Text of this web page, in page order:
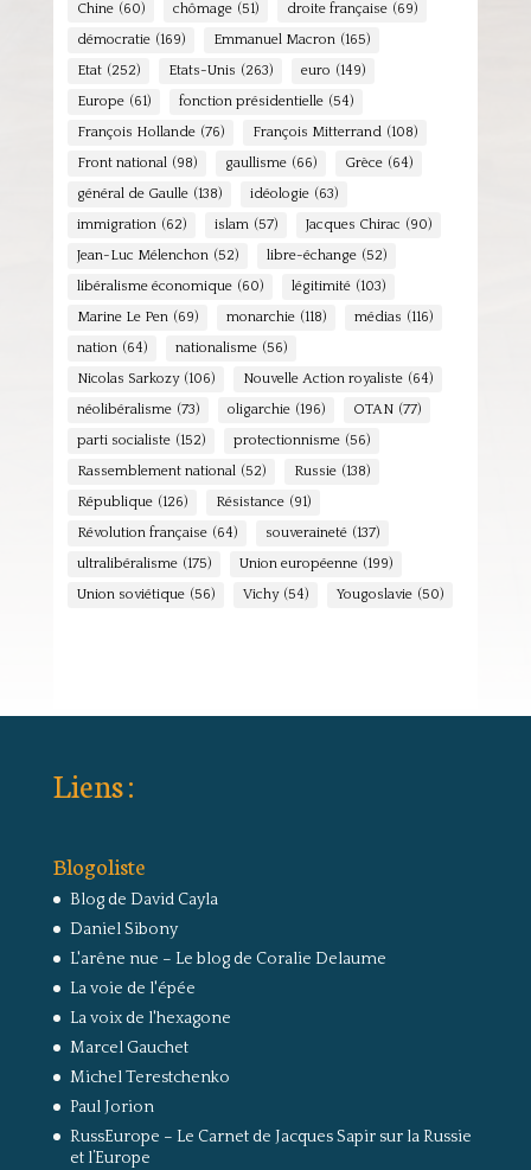
Chine (60) chômage (51) droite française (69)
démocratie (169) Emmanuel Macron (165)
Etat (252) Etats-Unis (263) euro (149)
Europe (61) fonction présidentielle (54)
François Hollande (76) François Mitterrand (108)
Front national (98) gaullisme (66) Grèce (64)
général de Gaulle (138) idéologie (63)
immigration (62) islam (57) Jacques Chirac (90)
Jean-Luc Mélenchon (52) libre-échange (52)
libéralisme économique (60) légitimité (103)
Marine Le Pen (69) monarchie (118) médias (116)
nation (64) nationalisme (56)
Nicolas Sarkozy (106) Nouvelle Action royaliste (64)
néolibéralisme (73) oligarchie (196) OTAN (77)
parti socialiste (152) protectionnisme (56)
Rassemblement national (52) Russie (138)
République (126) Résistance (91)
Révolution française (64) souveraineté (137)
ultralibéralisme (175) Union européenne (199)
Union soviétique (56) Vichy (54) Yougoslavie (50)
Liens :
Blogoliste
Blog de David Cayla
Daniel Sibony
L'arêne nue – Le blog de Coralie Delaume
La voie de l'épée
La voix de l'hexagone
Marcel Gauchet
Michel Terestchenko
Paul Jorion
RussEurope – Le Carnet de Jacques Sapir sur la Russie
et l’Europe